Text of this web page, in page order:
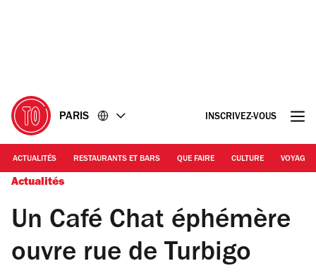
PARIS INSCRIVEZ-VOUS
ACTUALITÉS RESTAURANTS ET BARS QUE FAIRE CULTURE VOYAGE
Actualités
Un Café Chat éphémère
ouvre rue de Turbigo